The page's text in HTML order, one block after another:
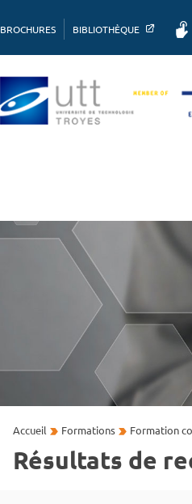
BROCHURES BIBLIOTHÈQUE
Accueil Formations Formation
Résultats de